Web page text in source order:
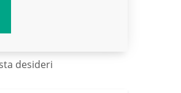
desideri